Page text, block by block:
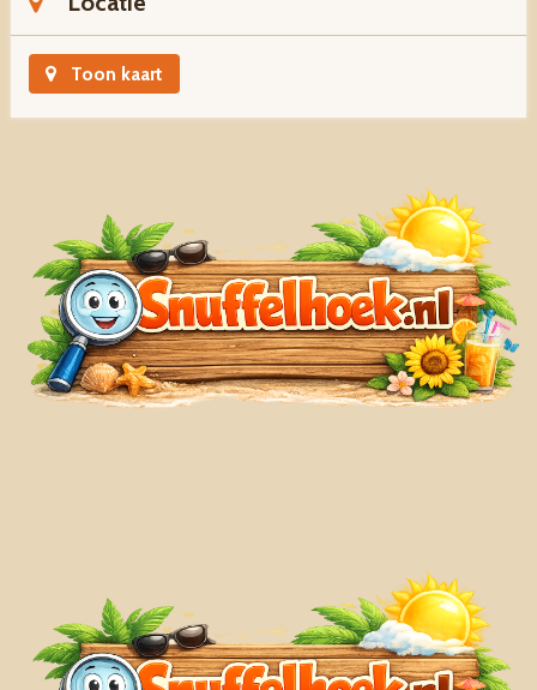
Toon kaart